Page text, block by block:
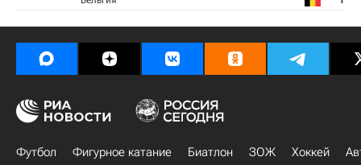
Футбол Фигурное катание Биатлон ЗОЖ Хоккей